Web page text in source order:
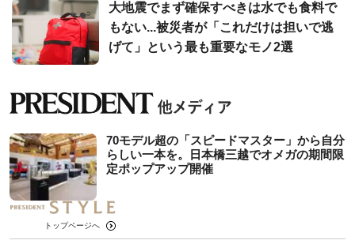
大地震でまず確保すべきは水でも食料で
もない...被災者が「これだけは担いで逃
げて」という最も重要なモノ2選
70モデル超の「スピードマスター」から自分
らしい一本を。日本橋三越でオメガの期間限
定ポップアップ開催
トップページへ